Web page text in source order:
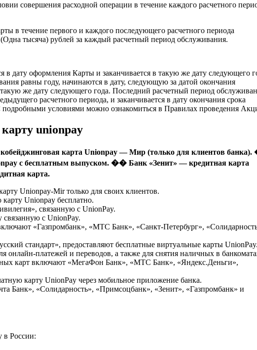
совершения расходной операции в течение каждого расчетного
в течение первого и каждого последующего расчетного периода
тысяча) рублей за каждый расчетный период обслуживания.
дату оформления Карты и заканчивается в такую же дату следующего
равны году, начинаются в дату, следующую за датой окончания
же дату следующего года. Последний расчетный период
расчетного периода, и заканчивается в дату окончания срока
условиями можно ознакомиться в Правилах проведения
unionpay
карта Unionpay — Мир (только для клиентов
с бесплатным выпуском. �� Банк «Зенит» — кредитная карта
карта.
Unionpay-Mir только для своих клиентов.
Unionpay бесплатно.
связанную с UnionPay.
связанную с UnionPay.
«Газпромбанк», «МТС Банк», «Санкт-Петербург»,
стандарт», предоставляют бесплатные виртуальные карты UnionPay.
онлайн-платежей и переводов, а также для снятия наличных в
карт включают «МегаФон Банк», «МТС Банк», «Яндекс.Деньги»,
карту UnionPay через мобильное приложение банка.
Банк», «Солидарность», «Примсоцбанк», «Зенит», «Газпромбанк» и
в России: